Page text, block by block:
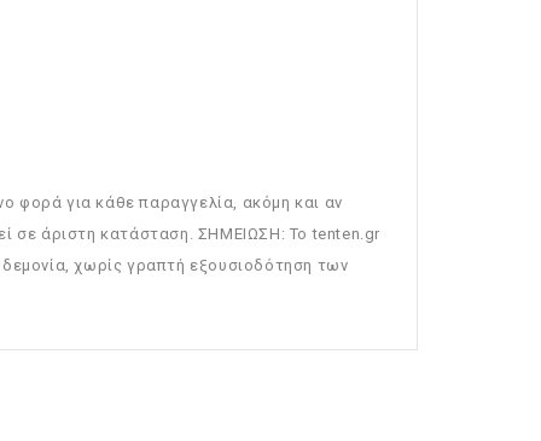
φορά για κάθε παραγγελία, ακόμη και αν
σε άριστη κατάσταση. ΣΗΜΕΙΩΣΗ: To tenten.gr
χωρίς γραπτή εξουσιοδότηση των